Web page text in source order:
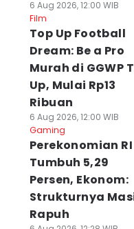
6 Aug 2026, 12:00 WIB
Film
Top Up Football
Dream: Be a Pro
Murah di GGWP
Up, Mulai Rp13
Ribuan
6 Aug 2026, 12:00 WIB
Gaming
Perekonomian RI
Tumbuh 5,29
Persen, Ekonom:
Strukturnya
Rapuh